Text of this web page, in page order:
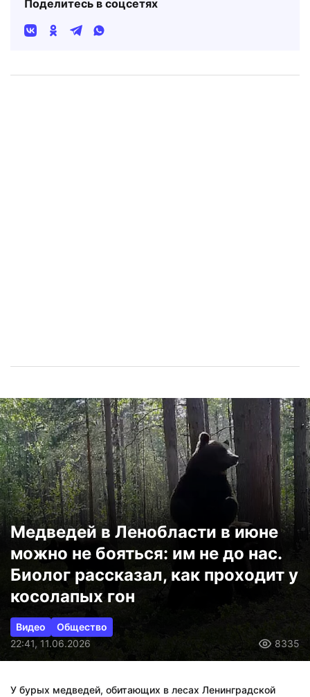
Поделитесь в соцсетях
Медведей в Ленобласти в июне
можно не бояться: им не до нас.
Биолог рассказал, как проходит у
косолапых гон
Видео
Общество
22:41, 11.06.2026
8335
У бурых медведей, обитающих в лесах Ленинградской